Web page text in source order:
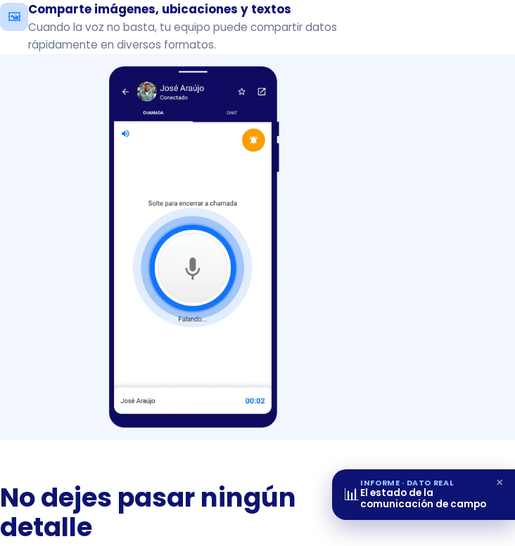
🖼️ Comparte imágenes, ubicaciones y textos
Cuando la voz no basta, tu equipo puede compartir datos
rápidamente en diversos formatos.
No dejes pasar ningún
detalle
📊 INFORME · DATO REAL
El estado de la
comunicación de campo
×